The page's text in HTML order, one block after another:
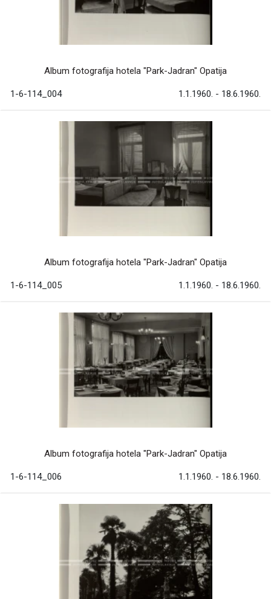
Album fotografija hotela "Park-Jadran" Opatija
1-6-114_004 1.1.1960. - 18.6.1960.
Album fotografija hotela "Park-Jadran" Opatija
1-6-114_005 1.1.1960. - 18.6.1960.
Album fotografija hotela "Park-Jadran" Opatija
1-6-114_006 1.1.1960. - 18.6.1960.